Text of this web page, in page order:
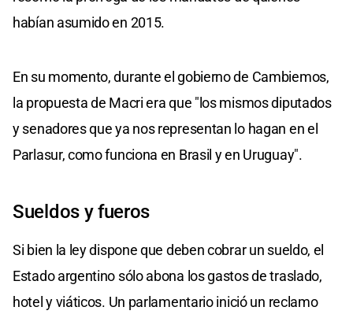
habían asumido en 2015.
En su momento, durante el gobierno de Cambiemos,
la propuesta de Macri era que "los mismos diputados
y senadores que ya nos representan lo hagan en el
Parlasur, como funciona en Brasil y en Uruguay".
Sueldos y fueros
Si bien la ley dispone que deben cobrar un sueldo, el
Estado argentino sólo abona los gastos de traslado,
hotel y viáticos. Un parlamentario inició un reclamo